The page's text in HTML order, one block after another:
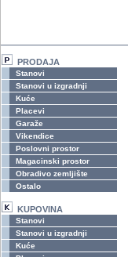
PRODAJA
Stanovi
Stanovi u izgradnji
Kuće
Placevi
Garaže
Vikendice
Poslovni prostor
Magacinski prostor
Obradivo zemljište
Ostalo
KUPOVINA
Stanovi
Stanovi u izgradnji
Kuće